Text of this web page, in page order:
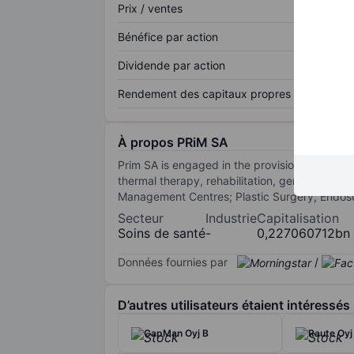
Prix / ventes
Bénéfice par action
Dividende par action
Rendement des capitaux propres
À propos PRiM SA
Prim SA is engaged in the provision of
thermal therapy, rehabilitation, geriatrics, as
Management Centres; Plastic Surgery;
Secteur
Soins de santé
Industrie
-
Capitalisation
0,227060712bn
Données fournies par /
D’autres utilisateurs étaient intéressés
CapMan Oyj B Raute